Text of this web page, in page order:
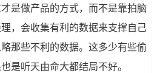
是做产品的方式，而不是靠拍脑
，会收集有利的数据来支撑自己
那些不利的数据。这多少有些偷
是听天由命大都结局不好。